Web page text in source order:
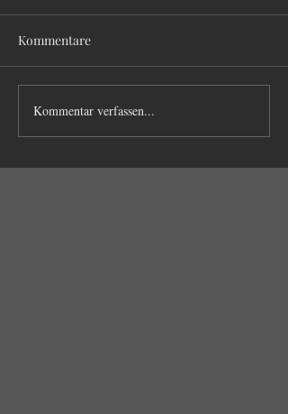
Kommentare
Kommentar verfassen...